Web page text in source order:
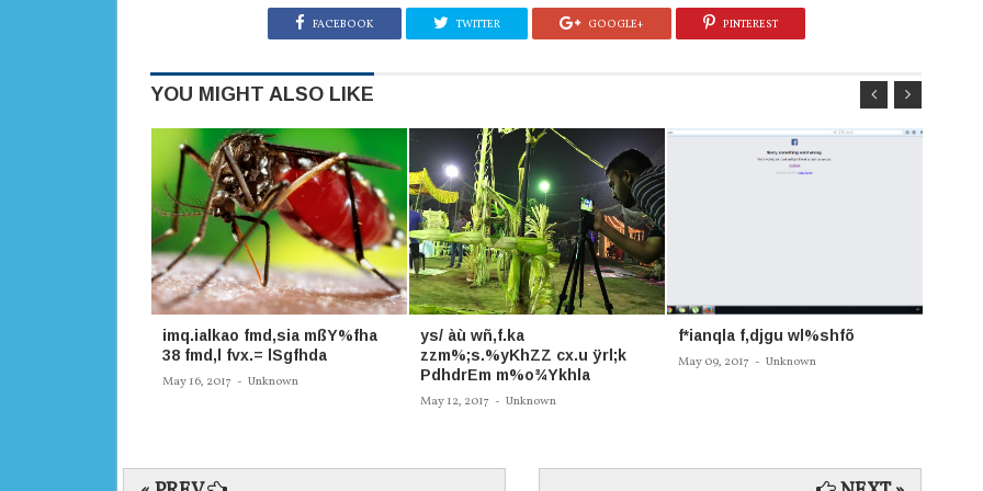
FACEBOOK TWITTER GOOGLE+ PINTEREST
YOU MIGHT ALSO LIKE
imq.ialkao fmd,sia mßY%fha
38 fmd,l fvx.= lSgfhda
May 16, 2017 - Unknown
ys/ àù wñ,f.ka
zzm%;s.%yKhZZ cx.u ÿrl;k
PdhdrEm m%o¾Ykhla
May 12, 2017 - Unknown
f*ianqla f,djgu wl%shfõ
May 09, 2017 - Unknown